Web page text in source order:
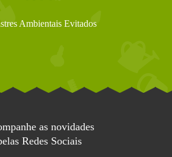
Ambientais Evitados
as novidades
Redes Sociais